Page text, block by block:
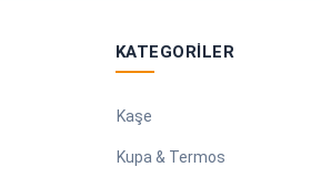
KATEGORILER
Kaşe
Kupa & Termos